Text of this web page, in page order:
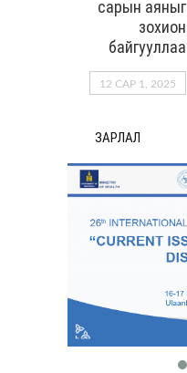
сарын аяныг
зохион
байгууллаа
12 САР 1, 2025
ЗАРЛАЛ